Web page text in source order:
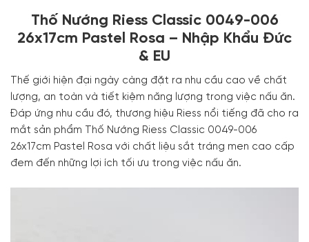
Thố Nướng Riess Classic 0049-006
26x17cm Pastel Rosa – Nhập Khẩu Đức
& EU
Thế giới hiện đại ngày càng đặt ra nhu cầu cao về chất
lượng, an toàn và tiết kiệm năng lượng trong việc nấu ăn.
Đáp ứng nhu cầu đó, thương hiệu Riess nổi tiếng đã cho ra
mắt sản phẩm Thố Nướng Riess Classic 0049-006
26x17cm Pastel Rosa với chất liệu sắt tráng men cao cấp
đem đến những lợi ích tối ưu trong việc nấu ăn.